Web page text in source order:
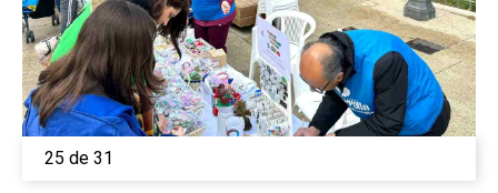
25 de 31